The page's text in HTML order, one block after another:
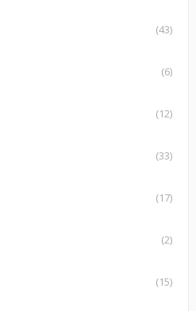
(43)
(6)
(12)
(33)
(17)
(2)
(15)